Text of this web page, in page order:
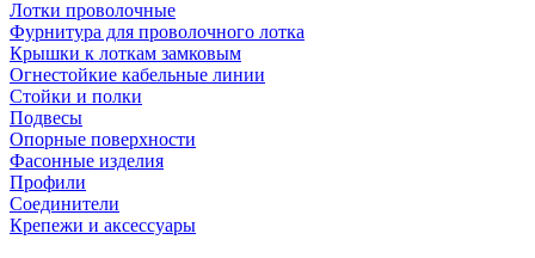
Лотки проволочные
Фурнитура для проволочного лотка
Крышки к лоткам замковым
Огнестойкие кабельные линии
Стойки и полки
Подвесы
Опорные поверхности
Фасонные изделия
Профили
Соединители
Крепежи и аксессуары